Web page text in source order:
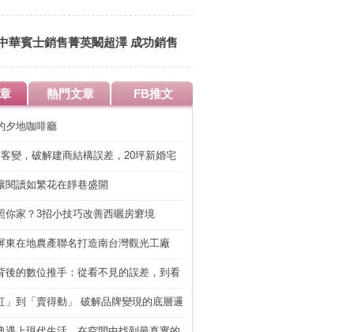
係 共創雙贏
華賓士銷售菁英闞超澤 成功銷售
則 先愛上你的商品！
熱門文章 FB推文
夕地咖啡廳
變，破解建商結構誤差，20坪新婚宅
閱讀如繁花在靜巷盛開
你家？3招小技巧改善西曬房窘境
東在地農產聯名打造南台灣觀光工廠
後的數位推手：從看不見的誤差，到看
」到「賣得動」 破解品牌變現的底層邏